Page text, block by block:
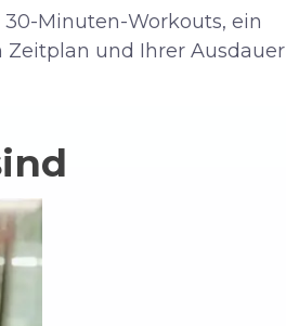
Minuten-Workouts, ein
Zeitplan und Ihrer Ausdauer